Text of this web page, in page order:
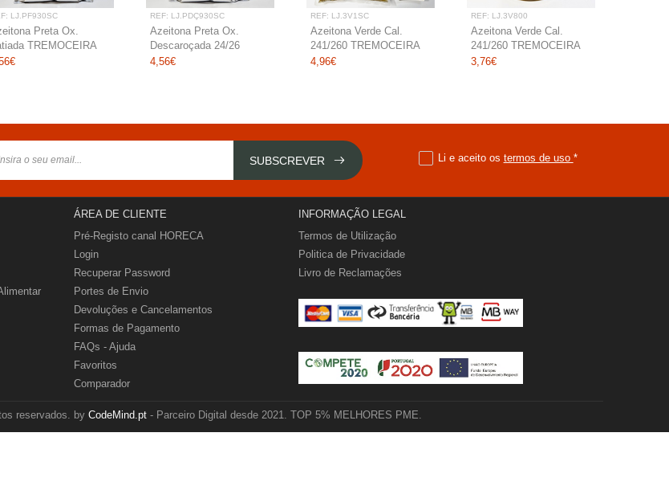
LJ.PF930SC
Preta Ox.
TREMOCEIRA
g uni
REF: LJ.PDÇ930SC
Azeitona Preta Ox.
Descaroçada 24/26
TREMOCEIRA sc 930 g
4,56€
REF: LJ.3V1SC
Azeitona Verde Cal.
241/260 TREMOCEIRA
sc 1kg uni
4,96€
REF: LJ.3V800
Azeitona Verde Cal.
241/260 TREMOCEIRA
Pet 800 g uni
3,76€
SUBSCREVER Li e aceito os termos de uso *
ÁREA DE CLIENTE
Pré-Registo canal HORECA
Login
Recuperar Password
Portes de Envio
Devoluções e Cancelamentos
Formas de Pagamento
FAQs - Ajuda
Favoritos
Comparador
INFORMAÇÃO LEGAL
Termos de Utilização
Politica de Privacidade
Livro de Reclamações
reservados. by CodeMind.pt - Parceiro Digital desde 2021. TOP 5% MELHORES PME.